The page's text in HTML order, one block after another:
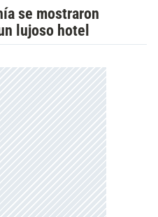
se mostraron
lujoso hotel